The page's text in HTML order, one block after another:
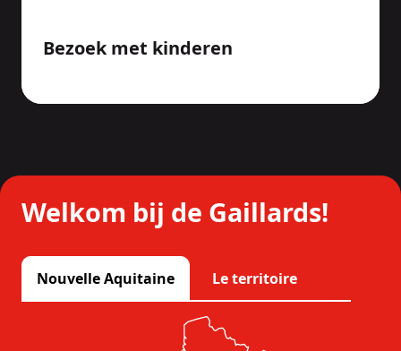
Bezoek met kinderen
Welkom bij de Gaillards!
Nouvelle Aquitaine Le territoire